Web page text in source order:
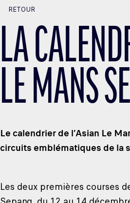
RETOUR
LA
LE MANS
Le calendrier de l’Asian Le
circuits emblématiques de la
Les deux premières courses